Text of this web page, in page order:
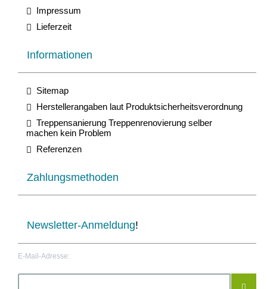
Impressum
Lieferzeit
Informationen
Sitemap
Herstellerangaben laut Produktsicherheitsverordnung
Treppensanierung Treppenrenovierung selber
machen kein Problem
Referenzen
Zahlungsmethoden
Newsletter-Anmeldung!
E-Mail-Adresse: